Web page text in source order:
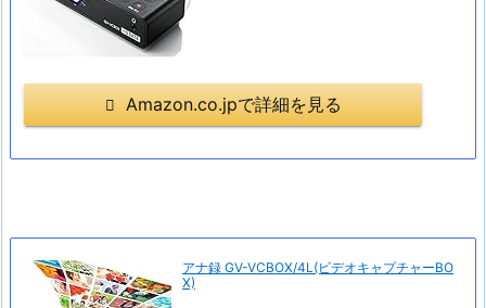
Amazon.co.jpで詳細を見る
アナ録 GV-VCBOX/4L(ビデオキャプチャーBO
X)